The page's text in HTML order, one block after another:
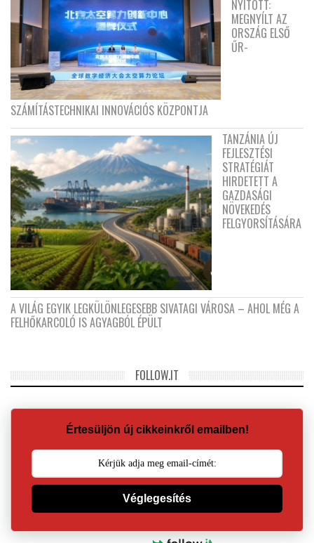
NYITOTT:
MEGNYÍLT AZ
ORSZÁG ELSŐ
ŰR-
SZÁMÍTÁSTECHNIKAI INNOVÁCIÓS KÖZPONTJA
TANZÁNIA ÚJ
FEJLESZTÉSI
STRATÉGIÁT
HIRDETETT A
GAZDASÁGI
NÖVEKEDÉS
FELGYORSÍTÁSÁRA
A VILÁG EGYIK LEGKÜLÖNLEGESEBB SIVATAGI VÁROSA – AHOL MÉG A
FELHŐKARCOLÓ IS AGYAGBÓL ÉPÜLT
FOLLOW.IT
Értesüljön új cikkeinkről emailben!
Véglegesítés